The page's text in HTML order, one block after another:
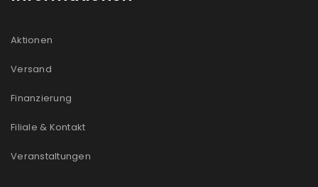
Aktionen
Versand
Finanzierung
Filiale & Kontakt
Veranstaltungen